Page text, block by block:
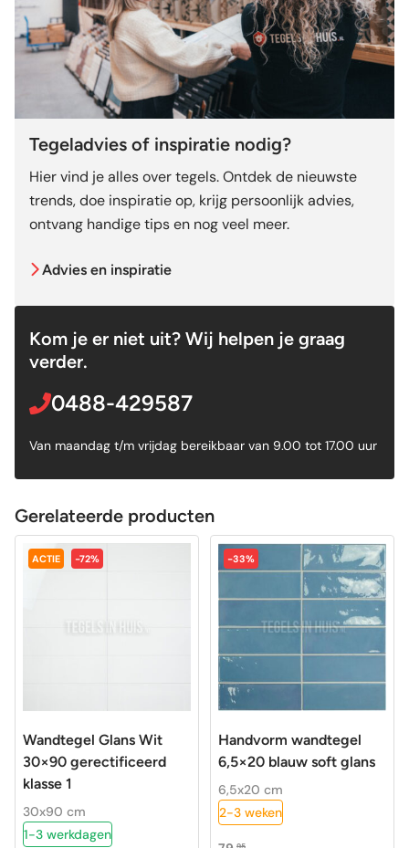
Tegeladvies of inspiratie nodig?
Hier vind je alles over tegels. Ontdek de nieuwste
trends, doe inspiratie op, krijg persoonlijk advies,
ontvang handige tips en nog veel meer.
Advies en inspiratie
Kom je er niet uit? Wij helpen je graag
verder.
0488-429587
Van maandag t/m vrijdag bereikbaar van 9.00 tot 17.00 uur
Gerelateerde producten
ACTIE -72%
Wandtegel Glans Wit
30×90 gerectificeerd
klasse 1
30x90 cm
1-3 werkdagen
-33%
Handvorm wandtegel
6,5×20 blauw soft glans
6,5x20 cm
2-3 weken